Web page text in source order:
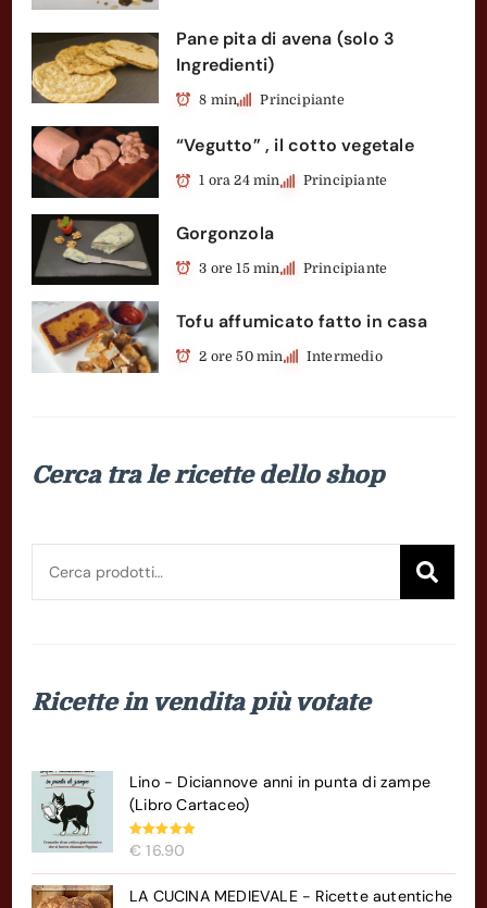
Pane pita di avena (solo 3
Ingredienti)
8 min Principiante
“Vegutto” , il cotto vegetale
1 ora 24 min Principiante
Gorgonzola
3 ore 15 min Principiante
Tofu affumicato fatto in casa
2 ore 50 min Intermedio
Cerca tra le ricette dello shop
Cerca:
Ricette in vendita più votate
Lino - Diciannove anni in punta di zampe
(Libro Cartaceo)
Valutato
5.00 su 5
€ 16.90
LA CUCINA MEDIEVALE - Ricette autentiche